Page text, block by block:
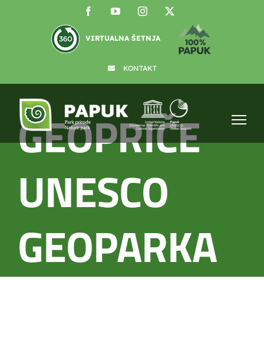
FacebookYouTubeInstagram
VIRTUALNA ŠETNJA
KONTAKT
GEOPRIČE
UNESCO
GEOPARKA